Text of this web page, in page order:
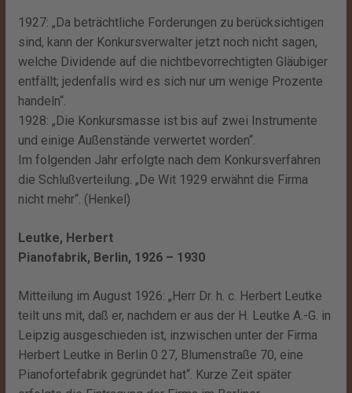
1927: „Da beträchtliche Forderungen zu berücksichtigen
sind, kann der Konkursverwalter jetzt noch nicht sagen,
welche Dividende auf die nichtbevorrechtigten Gläubiger
entfällt; jedenfalls wird es sich nur um wenige Prozente
handeln“.
1928: „Die Konkursmasse ist bis auf zwei Instrumente
und einige Außenstände verwertet worden“.
Im folgenden Jahr erfolgte nach dem Konkursverfahren
die Schlußverteilung. „De Wit 1929 erwähnt die Firma
nicht mehr“. (Henkel)
Leutke, Herbert
Pianofabrik, Berlin, 1926 – 1930
Mitteilung im August 1926: „Herr Dr. h. c. Herbert Leutke
teilt uns mit, daß er, nachdem er aus der H. Leutke A.-G. in
Leipzig ausgeschieden ist, inzwischen unter der Firma
Herbert Leutke in Berlin 0 27, Blumenstraße 70, eine
Pianofortefabrik gegründet hat“. Kurze Zeit später